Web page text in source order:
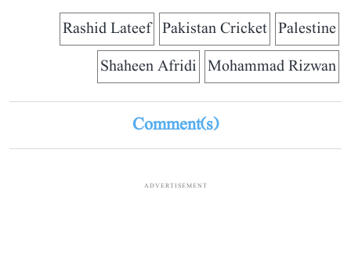
Palestine
Pakistan Cricket
Rashid Lateef
Mohammad Rizwan
Shaheen Afridi
Comment(s)
ADVERTISEMENT